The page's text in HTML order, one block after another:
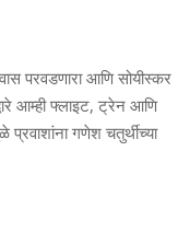
परवडणारा आणि सोयीस्कर
आम्ही फ्लाइट, ट्रेन आणि
गणेश चतुर्थीच्या